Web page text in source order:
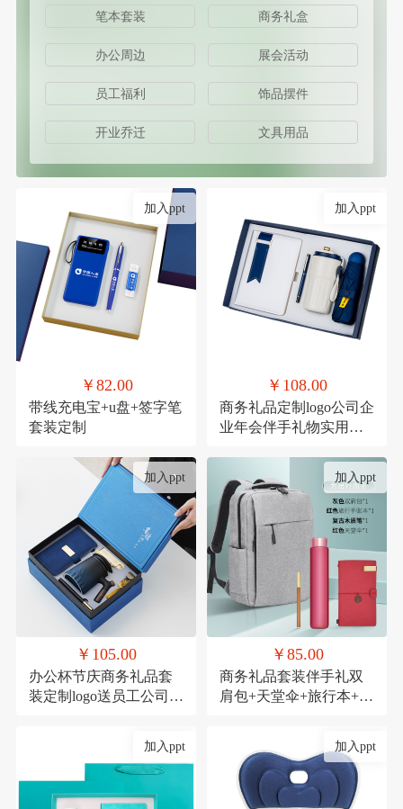
笔本套装 商务礼盒
办公周边 展会活动
员工福利 饰品摆件
开业乔迁 文具用品
加入ppt
￥82.00
带线充电宝+u盘+签字笔
套装定制
加入ppt
￥108.00
商务礼品定制logo公司企
业年会伴手礼物实用高
加入ppt
￥105.00
办公杯节庆商务礼品套
装定制logo送员工公司周
加入ppt
￥85.00
商务礼品套装伴手礼双
肩包+天堂伞+旅行本+木
加入ppt 加入ppt